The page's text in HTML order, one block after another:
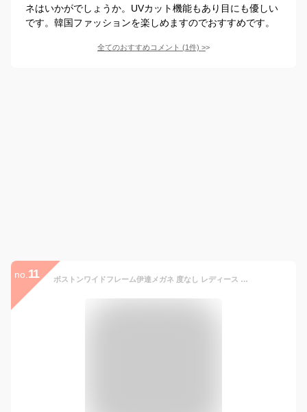
ネはいかがでしょうか。UVカット機能もあり目にも優しい
です。韓国ファッションを楽しめますのでおすすめです。
全てのおすすめコメント (1件) >
no. 11 ボストンワイドフレーム伊達メガネ 度なし レディース メンズ ユニセックス 大きい サイズ 丸 サークル ラウンド だてメガネ 伊達眼鏡 おしゃれ サングラス 小物 クリア 軽い 軽量 レトロ 可愛い プレゼント 雑貨 メール便 2206ss